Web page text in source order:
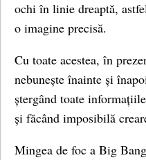
ochi în linie dreaptă,
o imagine precisă.
Cu toate acestea, în
nebunește înainte și
ștergând toate
și făcând imposibilă
Mingea de foc a Big